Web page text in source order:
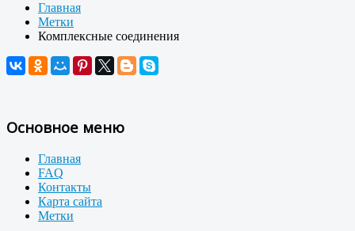
Главная
Метки
Комплексные соединения
Основное меню
Главная
FAQ
Контакты
Карта сайта
Метки